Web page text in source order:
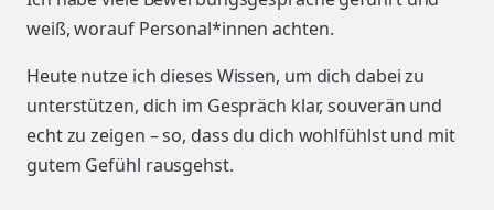
weiß, worauf Personal*innen achten.
Heute nutze ich dieses Wissen, um dich dabei zu
unterstützen, dich im Gespräch klar, souverän und
echt zu zeigen – so, dass du dich wohlfühlst und mit
gutem Gefühl rausgehst.